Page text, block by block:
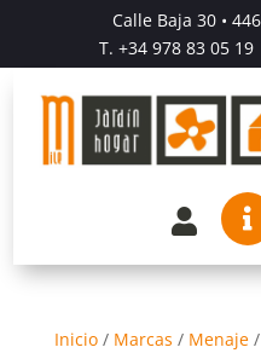
Calle Baja 30 •
T. +34 978 83 05 19
 
Inicio/ Marcas / Menaje/